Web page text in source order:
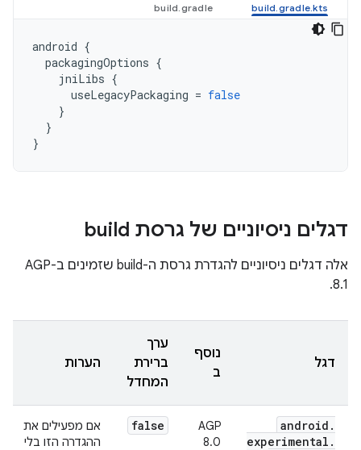
android {
packagingOptions {
jniLibs {
useLegacyPackaging = false
}
}
}
דגלים ניסיוניים של גרסת build
אלה דגלים ניסיוניים להגדרת גרסת ה-build שזמינים ב-AGP
8.1.
דגל
נוסף
ב
ערך
ברירת
המחדל
הערות
android .
experimental .
AGP
8.0
false
אם מפעילים את
ההגדרה הזו בלי